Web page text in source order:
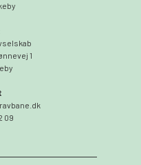
1
09